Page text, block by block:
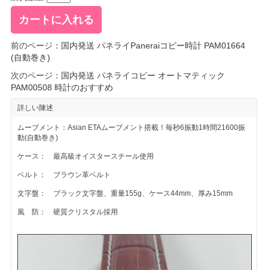
前のページ： 国内発送 パネライPaneraiコピー時計 PAM01664
(自動巻き)
次のページ： 国内発送 パネライコピー オートマティック
PAM00508 時計のおすすめ
詳しい陳述
ムーブメント：Asian ETAムーブメント搭載！毎秒6振動1時間21600振
動(自動巻き)
ケース： 最高級オイスタースチール使用
ベルト： ブラウン革ベルト
文字盤： ブラック文字盤、 重量155g、ケース44mm、厚み15mm
風 防： 硬質クリスタル採用